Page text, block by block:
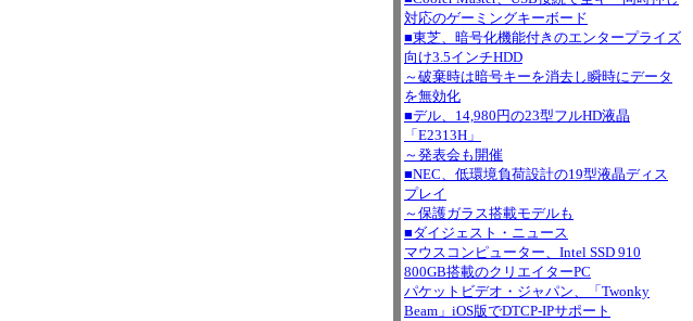
対応のゲーミングキーボード
■東芝、暗号化機能付きのエンタープライズ
向け3.5インチHDD
～破棄時は暗号キーを消去し瞬時にデータ
を無効化
■デル、14,980円の23型フルHD液晶
「E2313H」
～発表会も開催
■NEC、低環境負荷設計の19型液晶ディス
プレイ
～保護ガラス搭載モデルも
■ダイジェスト・ニュース
マウスコンピューター、Intel SSD 910
800GB搭載のクリエイターPC
パケットビデオ・ジャパン、「Twonky
Beam」iOS版でDTCP-IPサポート